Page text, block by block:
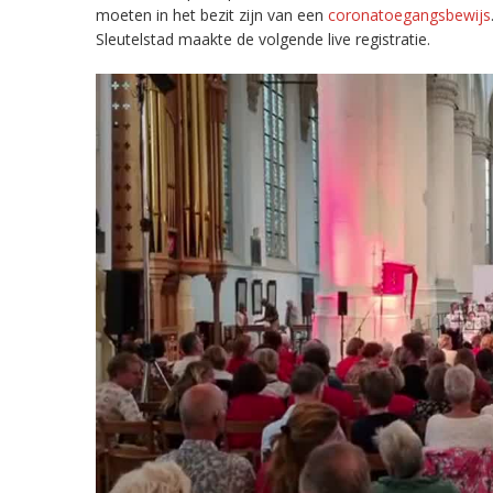
moeten in het bezit zijn van een coronatoegangsbewijs.
Sleutelstad maakte de volgende live registratie.
Videospeler